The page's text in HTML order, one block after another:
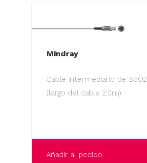
múltiples
pueden
Mindray
Cable Intermediario de SpO2
(largo del cable 2,0m).
Añadir al pedido